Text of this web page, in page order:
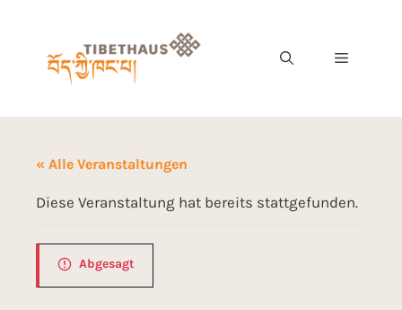
« Alle Veranstaltungen
Diese Veranstaltung hat bereits stattgefunden.
Abgesagt